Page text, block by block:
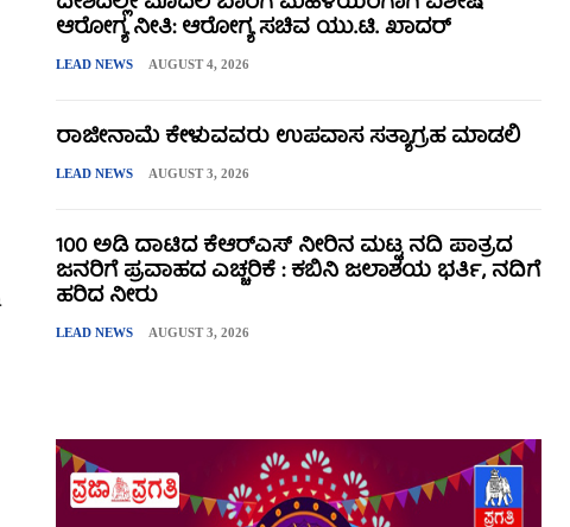
ಆರೋಗ್ಯ ನೀತಿ: ಆರೋಗ್ಯ ಸಚಿವ ಯು.ಟಿ. ಖಾದರ್
LEAD NEWS AUGUST 4, 2026
ರಾಜೀನಾಮೆ ಕೇಳುವವರು ಉಪವಾಸ ಸತ್ಯಾಗ್ರಹ ಮಾಡಲಿ
LEAD NEWS AUGUST 3, 2026
100 ಅಡಿ ದಾಟಿದ ಕೆಆರ್‌ಎಸ್ ನೀರಿನ ಮಟ್ಟ ನದಿ ಪಾತ್ರದ
ಜನರಿಗೆ ಪ್ರವಾಹದ ಎಚ್ಚರಿಕೆ : ಕಬಿನಿ ಜಲಾಶಯ ಭರ್ತಿ, ನದಿಗೆ
ಹರಿದ ನೀರು
LEAD NEWS AUGUST 3, 2026